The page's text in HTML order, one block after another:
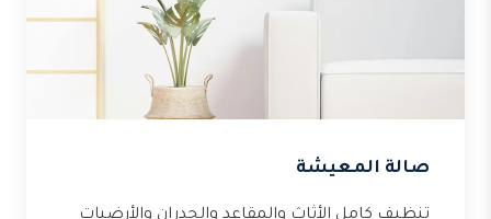
صالة المعيشة